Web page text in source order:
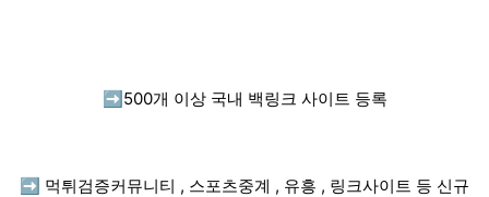
➡️ 500개 이상 국내 백링크 사이트 등록
➡️ 먹튀검증커뮤니티 , 스포츠중계 , 유흥 , 링크사이트 등 신규